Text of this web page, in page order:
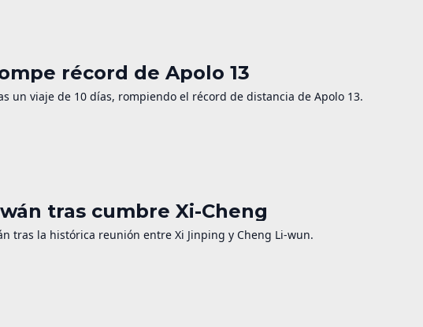
récord de Apolo 13
un viaje de 10 días, rompiendo el récord de distancia de Apolo 13.
tras cumbre Xi-Cheng
tras la histórica reunión entre Xi Jinping y Cheng Li-wun.